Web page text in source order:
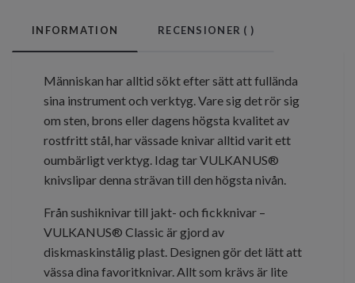
INFORMATION RECENSIONER ( )
Människan har alltid sökt efter sätt att fullända
sina instrument och verktyg. Vare sig det rör sig
om sten, brons eller dagens högsta kvalitet av
rostfritt stål, har vässade knivar alltid varit ett
oumbärligt verktyg. Idag tar VULKANUS®
knivslipar denna strävan till den högsta nivån.
Från sushiknivar till jakt- och fickknivar –
VULKANUS® Classic är gjord av
diskmaskinstålig plast. Designen gör det lätt att
vässa dina favoritknivar. Allt som krävs är lite